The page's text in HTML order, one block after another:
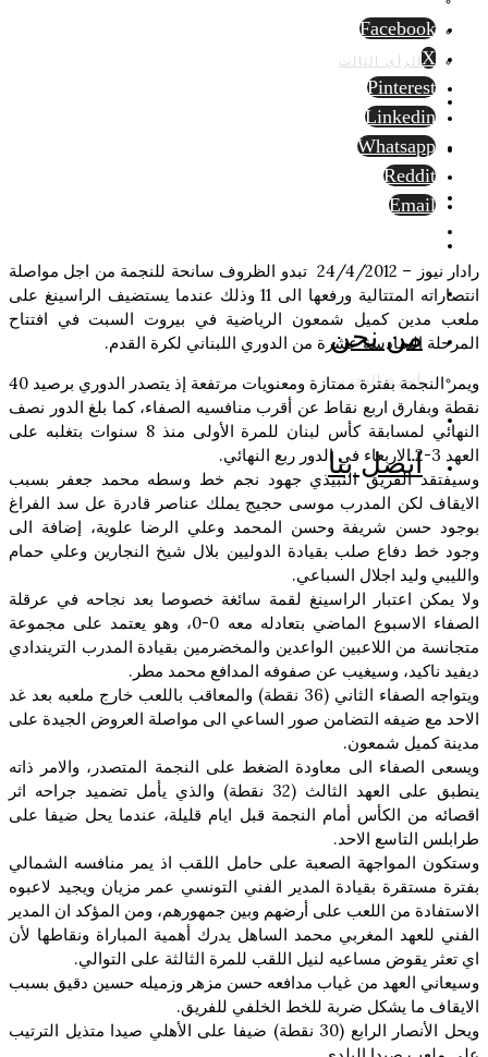
الرأي الثالث
من نحن
أسرة التحرير
اتصل بنا
Facebook
X
Pinterest
Linkedin
Whatsapp
Reddit
Email
رادار نيوز – 24/4/2012 تبدو الظروف سانحة للنجمة من اجل مواصلة
انتصاراته المتتالية ورفعها الى 11 وذلك عندما يستضيف الراسينغ على
ملعب مدين كميل شمعون الرياضية في بيروت السبت في افتتاح
المرحلة السادسة عشرة من الدوري اللبناني لكرة القدم.
ويمر النجمة بفترة ممتازة ومعنويات مرتفعة إذ يتصدر الدوري برصيد 40
نقطة وبفارق اربع نقاط عن أقرب منافسيه الصفاء، كما بلغ الدور نصف
النهائي لمسابقة كأس لبنان للمرة الأولى منذ 8 سنوات بتغلبه على
العهد 3-2 الاربعاء في الدور ربع النهائي.
وسيفتقد الفريق النبيذي جهود نجم خط وسطه محمد جعفر بسبب
الايقاف لكن المدرب موسى حجيج يملك عناصر قادرة عل سد الفراغ
بوجود حسن شريفة وحسن المحمد وعلي الرضا علوية، إضافة الى
وجود خط دفاع صلب بقيادة الدوليين بلال شيخ النجارين وعلي حمام
والليبي وليد اجلال السباعي.
ولا يمكن اعتبار الراسينغ لقمة سائغة خصوصا بعد نجاحه في عرقلة
الصفاء الاسبوع الماضي بتعادله معه 0-0، وهو يعتمد على مجموعة
متجانسة من اللاعبين الواعدين والمخضرمين بقيادة المدرب التريندادي
ديفيد ناكيد، وسيغيب عن صفوفه المدافع محمد مطر.
ويتواجه الصفاء الثاني (36 نقطة) والمعاقب باللعب خارج ملعبه بعد غد
الاحد مع ضيفه التضامن صور الساعي الى مواصلة العروض الجيدة على
مدينة كميل شمعون.
ويسعى الصفاء الى معاودة الضغط على النجمة المتصدر، والامر ذاته
ينطبق على العهد الثالث (32 نقطة) والذي يأمل تضميد جراحه اثر
اقصائه من الكأس أمام النجمة قبل ايام قليلة، عندما يحل ضيفا على
طرابلس التاسع الاحد.
وستكون المواجهة الصعبة على حامل اللقب اذ يمر منافسه الشمالي
بفترة مستقرة بقيادة المدير الفني التونسي عمر مزيان ويجيد لاعبوه
الاستفادة من اللعب على أرضهم وبين جمهورهم، ومن المؤكد ان المدير
الفني للعهد المغربي محمد الساهل يدرك أهمية المباراة ونقاطها لأن
اي تعثر يقوض مساعيه لنيل اللقب للمرة الثالثة على التوالي.
وسيعاني العهد من غياب مدافعه حسن مزهر وزميله حسين دقيق بسبب
الايقاف ما يشكل ضربة للخط الخلفي للفريق.
ويحل الأنصار الرابع (30 نقطة) ضيفا على الأهلي صيدا متذيل الترتيب